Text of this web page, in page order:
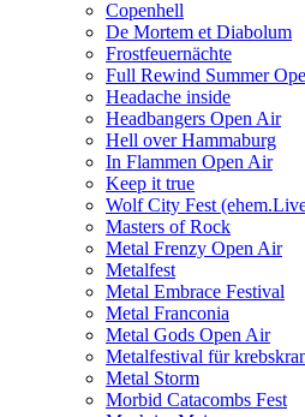
Copenhell
De Mortem et Diabolum
Frostfeuernächte
Full Rewind Summer
Headache inside
Headbangers Open Air
Hell over Hammaburg
In Flammen Open Air
Keep it true
Wolf City Fest
Masters of Rock
Metal Frenzy Open Air
Metalfest
Metal Embrace Festival
Metal Franconia
Metal Gods Open Air
Metalfestival für
Metal Storm
Morbid Catacombs Fest